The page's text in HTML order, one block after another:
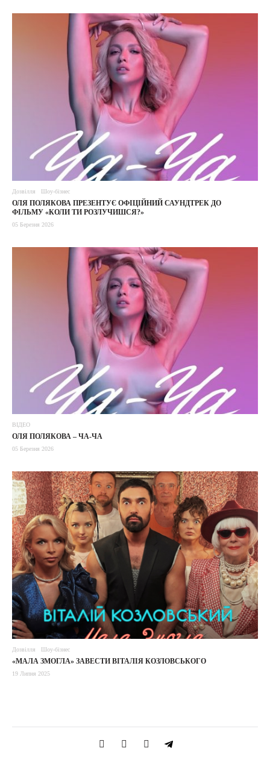
Дозвілля Шоу-бізнес
ОЛЯ ПОЛЯКОВА ПРЕЗЕНТУЄ ОФІЦІЙНИЙ САУНДТРЕК ДО
ФІЛЬМУ «КОЛИ ТИ РОЗЛУЧИШСЯ?»
05 Березня 2026
ВІДЕО
ОЛЯ ПОЛЯКОВА – ЧА-ЧА
05 Березня 2026
Дозвілля Шоу-бізнес
«МАЛА ЗМОГЛА» ЗАВЕСТИ ВІТАЛІЯ КОЗЛОВСЬКОГО
19 Липня 2025